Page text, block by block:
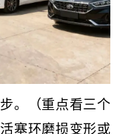
。（重点看三个
塞环磨损变形或